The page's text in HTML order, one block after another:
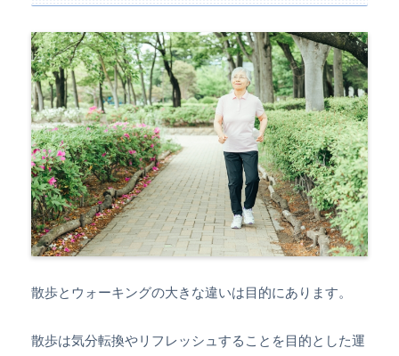
散歩とウォーキングの大きな違いは目的にあります。
散歩は気分転換やリフレッシュすることを目的とした運